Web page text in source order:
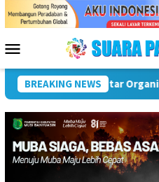
Menu
Mobile
BREAKING NEWS
Puncak Peringatan